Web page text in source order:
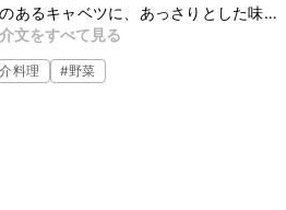
あるキャベツに、あっさりとした味つ
いですよ。ぜひお試しください。
文をすべて見る
料理 #野菜